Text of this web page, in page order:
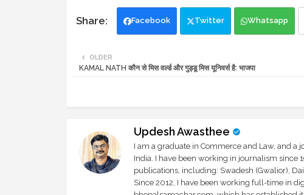
Facebook Twitter Whatsapp
OLDER
KAMAL NATH कौन से मिस वर्ल्ड और गुड्डू मिस यूनिवर्स है: भाजपा
Updesh Awasthee
I am a graduate in Commerce and Law, and a
India. I have been working in journalism since
publications, including: Swadesh (Gwalior),
Since 2012, I have been working full-time in